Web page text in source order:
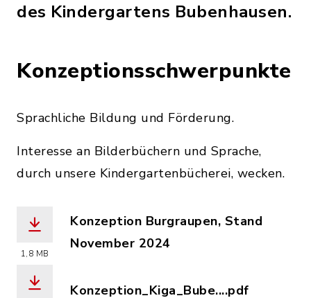
des Kindergartens Bubenhausen.
Konzeptionsschwerpunkte
Sprachliche Bildung und Förderung.
Interesse an Bilderbüchern und Sprache,
durch unsere Kindergartenbücherei, wecken.
1,8 MB
Konzeption Burgraupen, Stand
November 2024
Konzeption_Kiga_Bube....pdf